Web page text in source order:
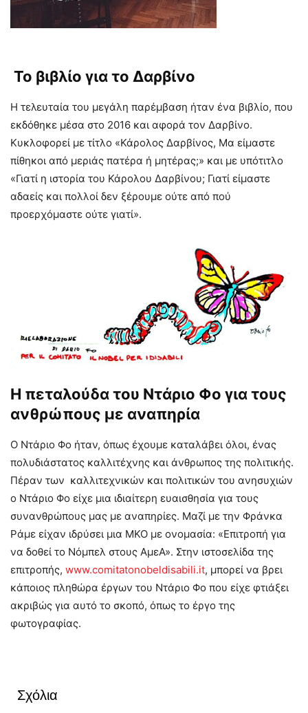
Το βιβλίο για το Δαρβίνο
Η τελευταία του μεγάλη παρέμβαση ήταν ένα βιβλίο, που
εκδόθηκε μέσα στο 2016 και αφορά τον Δαρβίνο.
Κυκλοφορεί με τίτλο «Κάρολος Δαρβίνος, Μα είμαστε
πίθηκοι από μεριάς πατέρα ή μητέρας;» και με υπότιτλο
«Γιατί η ιστορία του Κάρολου Δαρβίνου; Γιατί είμαστε
αδαείς και πολλοί δεν ξέρουμε ούτε από πού
προερχόμαστε ούτε γιατί».
Η πεταλούδα του Ντάριο Φο για τους
ανθρώπους με αναπηρία
Ο Ντάριο Φο ήταν, όπως έχουμε καταλάβει όλοι, ένας
πολυδιάστατος καλλιτέχνης και άνθρωπος της πολιτικής.
Πέραν των καλλιτεχνικών και πολιτικών του ανησυχιών
ο Ντάριο Φο είχε μια ιδιαίτερη ευαισθησία για τους
συνανθρώπους μας με αναπηρίες. Μαζί με την Φράνκα
Ράμε είχαν ιδρύσει μια ΜΚΟ με ονομασία: «Επιτροπή για
να δοθεί το Νόμπελ στους ΑμεΑ». Στην ιστοσελίδα της
επιτροπής, www.comitatonobeldisabili.it, μπορεί να βρει
κάποιος πληθώρα έργων του Ντάριο Φο που είχε φτιάξει
ακριβώς για αυτό το σκοπό, όπως το έργο της
φωτογραφίας.
Σχόλια